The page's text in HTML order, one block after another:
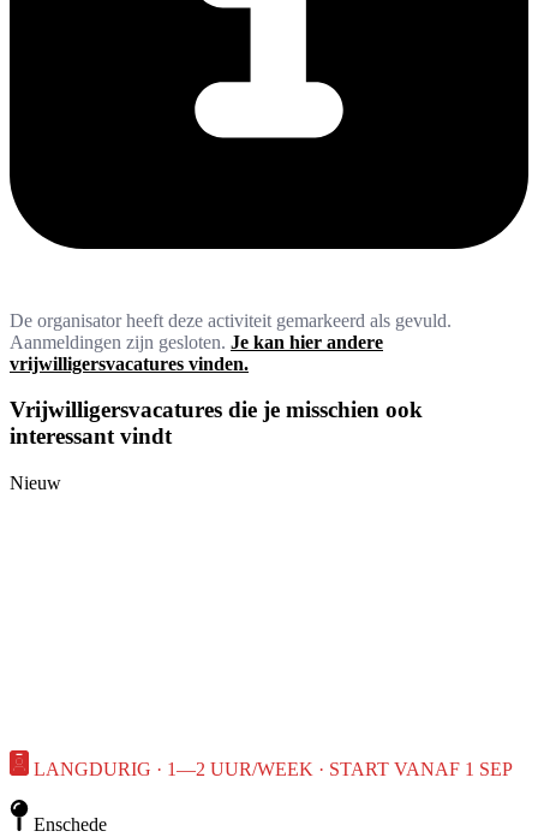
De organisator heeft deze activiteit gemarkeerd als gevuld.
Aanmeldingen zijn gesloten. Je kan hier andere
vrijwilligersvacatures vinden.
Vrijwilligersvacatures die je misschien ook
interessant vindt
Nieuw
LANGDURIG · 1—2 UUR/WEEK · START VANAF 1 SEP
Enschede